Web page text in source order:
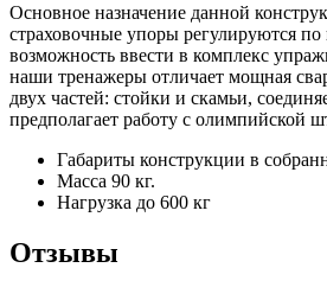
Основное назначение данной
страховочные упоры регулируются
возможность ввести в комплекс
наши тренажеры отличает мощная
двух частей: стойки и скамьи,
предполагает работу с олимпийской
Габариты конструкции в
Масса 90 кг.
Нагрузка до 600 кг
Отзывы